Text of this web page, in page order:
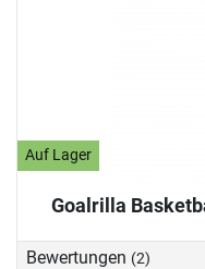
Auf Lager
Goalrilla
Bewertungen (2)